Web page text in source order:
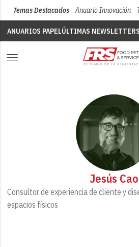
Temas Destacados Anuario Innovación
ANUARIOS PAPELÚLTIMAS NEWSLETTERS
Jesús Cao
Consultor de experiencia de cliente y
espacios físicos